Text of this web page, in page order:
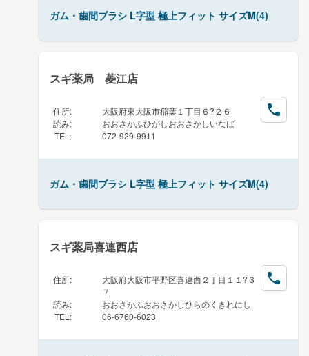
ガム・歯間ブラシ L字型 極上フィット サイズM(4)
スギ薬局 菱江店
住所:
大阪府東大阪市稲葉１丁目６?２６
読み:
おおさかふひがしおおさかしいなば
TEL : 072-929-9911
ガム・歯間ブラシ L字型 極上フィット サイズM(4)
スギ薬局喜連西店
住所:
大阪府大阪市平野区喜連西２丁目１１?３
７
読み:
おおさかふおおさかしひらのくきれにし
TEL : 06-6760-6023